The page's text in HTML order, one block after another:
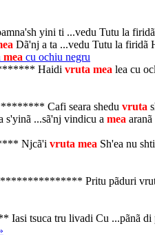
yini ti ...vedu Tutu la firidã
Dã'nj a ta ...vedu Tutu la firidã
mea cu ochiu negru
Haidi vruta mea lea cu
Cafi seara shedu vruta
s'yinã ...sã'nj vindicu a mea
Njcã'i vruta mea Sh'ea nu
Pritu pãduri vruta
tsuca tru livadi Cu ...pãnã di